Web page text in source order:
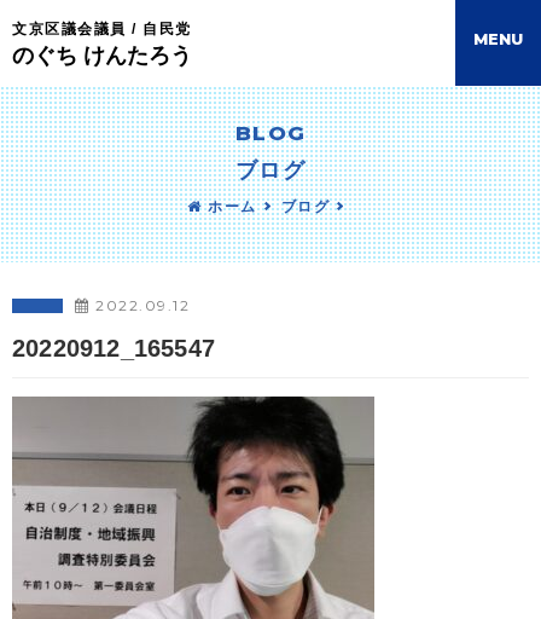
文京区議会議員 / 自民党
のぐち けんたろう
MENU
BLOG
ブログ
ホーム ブログ
2022.09.12
20220912_165547